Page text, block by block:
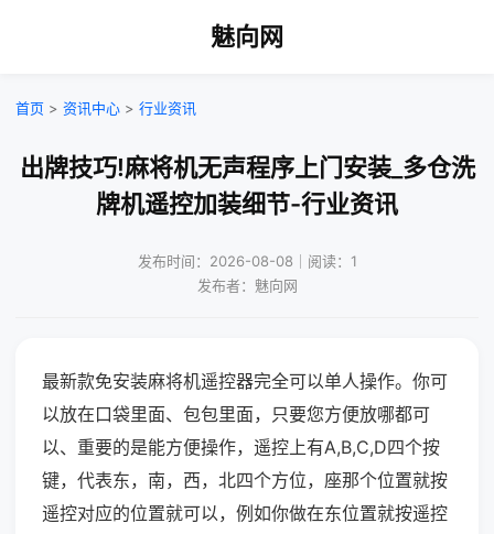
魅向网
首页 > 资讯中心 > 行业资讯
出牌技巧!麻将机无声程序上门安装_多仓洗
牌机遥控加装细节-行业资讯
发布时间：2026-08-08｜阅读：1
发布者：魅向网
最新款免安装麻将机遥控器完全可以单人操作。你可
以放在口袋里面、包包里面，只要您方便放哪都可
以、重要的是能方便操作，遥控上有A,B,C,D四个按
键，代表东，南，西，北四个方位，座那个位置就按
遥控对应的位置就可以，例如你做在东位置就按遥控